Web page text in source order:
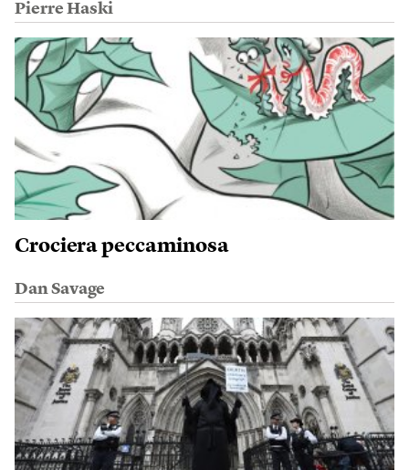
Pierre Haski
Crociera peccaminosa
Dan Savage